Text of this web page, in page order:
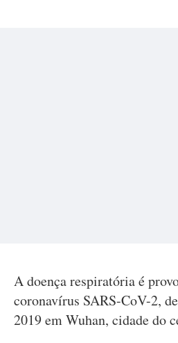
A doença respiratória é
coronavírus SARS-CoV-2,
2019 em Wuhan, cidade do